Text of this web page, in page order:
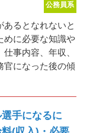
公務員系
るとなれないと
めに必要な知識や
事内容、年収、
官になった後の傾
手になるに